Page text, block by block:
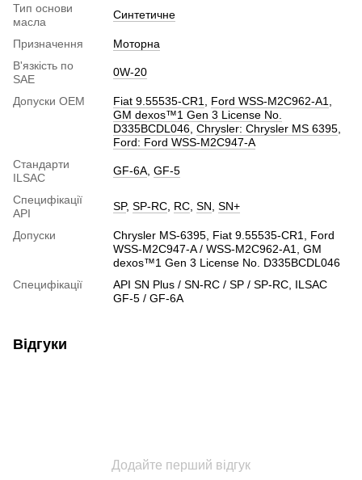
Тип основи
масла
Синтетичне
Призначення
Моторна
В'язкість по
SAE
0W-20
Допуски ОЕМ Fiat 9.55535-CR1 Ford WSS-M2C962-A1
GM dexos™1 Gen 3 License No.
D335BCDL046 Chrysler: Chrysler MS 6395
Ford: Ford WSS-M2C947-A
Стандарти
ILSAC
GF-6A GF-5
Специфікації
API
SP, SP-RC RC SN SN+
Допуски
Chrysler MS-6395, Fiat 9.55535-CR1, Ford
WSS-M2C947-A / WSS-M2C962-A1, GM
dexos™1 Gen 3 License No. D335BCDL046
Специфікації
API SN Plus / SN-RC / SP / SP-RC, ILSAC
GF-5 / GF-6A
Відгуки
Додайте перший відгук